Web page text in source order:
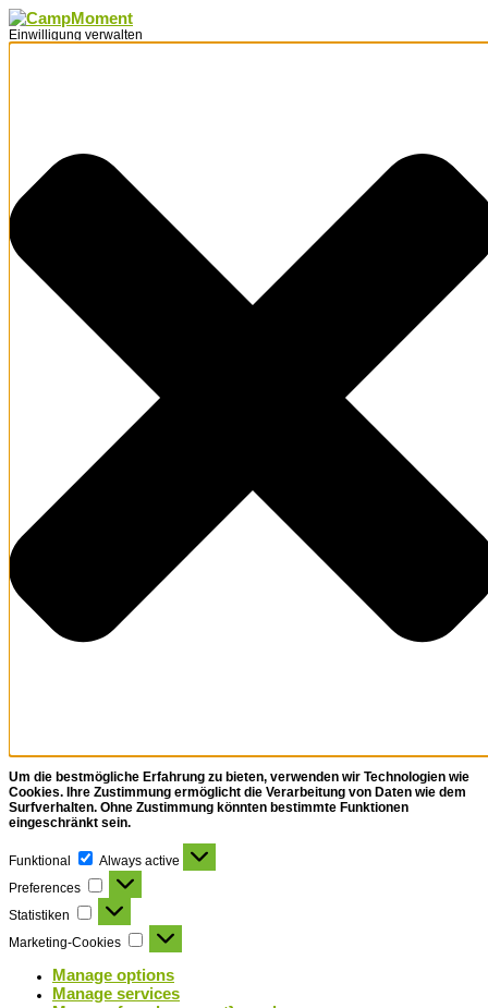
Einwilligung verwalten
Um die bestmögliche Erfahrung zu bieten, verwenden wir Technologien wie
Cookies. Ihre Zustimmung ermöglicht die Verarbeitung von Daten wie dem
Surfverhalten. Ohne Zustimmung könnten bestimmte Funktionen
eingeschränkt sein.
Funktional
Always active
Preferences
Preferences
Statistiken
Statistiken
Marketing-Cookies
Marketing-
Cookies
Manage options
Manage services